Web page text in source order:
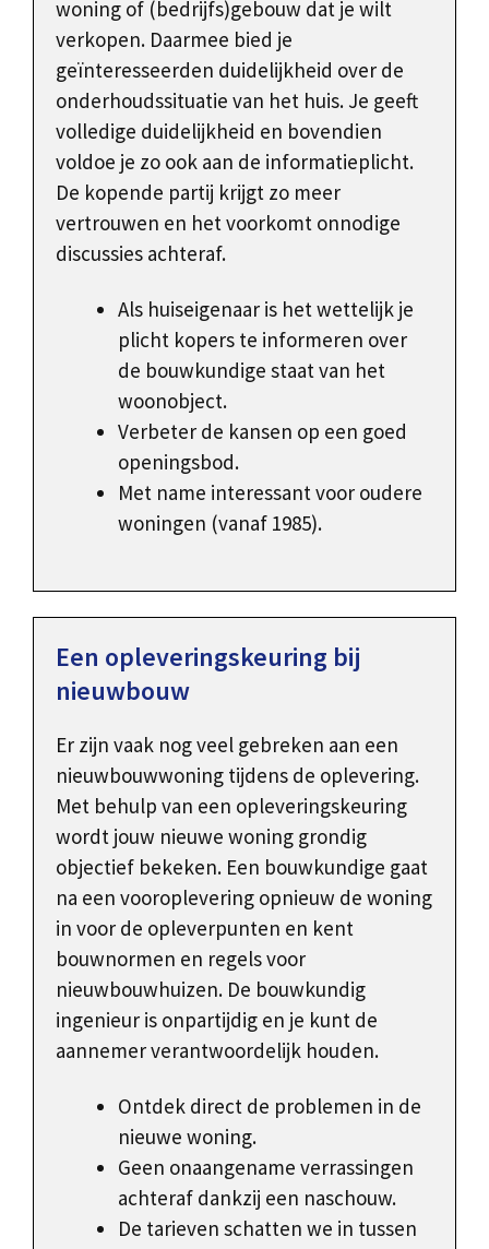
woning of (bedrijfs)gebouw dat je wilt
verkopen. Daarmee bied je
geïnteresseerden duidelijkheid over de
onderhoudssituatie van het huis. Je geeft
volledige duidelijkheid en bovendien
voldoe je zo ook aan de informatieplicht.
De kopende partij krijgt zo meer
vertrouwen en het voorkomt onnodige
discussies achteraf.
Als huiseigenaar is het wettelijk je
plicht kopers te informeren over
de bouwkundige staat van het
woonobject.
Verbeter de kansen op een goed
openingsbod.
Met name interessant voor oudere
woningen (vanaf 1985).
Een opleveringskeuring bij
nieuwbouw
Er zijn vaak nog veel gebreken aan een
nieuwbouwwoning tijdens de oplevering.
Met behulp van een opleveringskeuring
wordt jouw nieuwe woning grondig
objectief bekeken. Een bouwkundige gaat
na een vooroplevering opnieuw de woning
in voor de opleverpunten en kent
bouwnormen en regels voor
nieuwbouwhuizen. De bouwkundig
ingenieur is onpartijdig en je kunt de
aannemer verantwoordelijk houden.
Ontdek direct de problemen in de
nieuwe woning.
Geen onaangename verrassingen
achteraf dankzij een naschouw.
De tarieven schatten we in tussen